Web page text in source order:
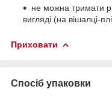
не можна тримати
вигляді (на вішалці-
Приховати
Спосіб упаковки